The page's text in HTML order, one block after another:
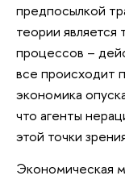
предпосылкой
теории является
процессов –
все происходит
экономика
что агенты
этой точки
Экономическая